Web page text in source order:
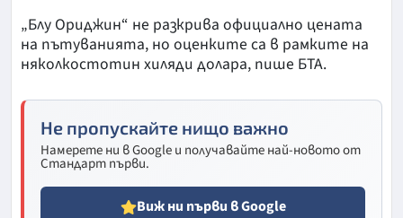
„Блу Ориджин“ не разкрива официално цената
на пътуванията, но оценките са в рамките на
няколкостотин хиляди долара, пише БТА.
Не пропускайте нищо важно
Намерете ни в Google и получавайте най-новото от
Стандарт първи.
Виж ни първи в Google